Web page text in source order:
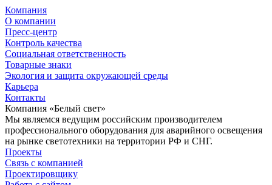
Компания
О компании
Пресс-центр
Контроль качества
Социальная ответственность
Товарные знаки
Экология и защита окружающей среды
Карьера
Контакты
Компания «Белый свет»
Мы являемся ведущим российским производителем
профессионального оборудования для аварийного освещения
на рынке светотехники на территории РФ и СНГ.
Проекты
Связь с компанией
Проектировщику